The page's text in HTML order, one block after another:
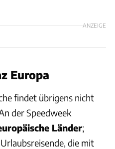
ANZEIGE
Europa
findet übrigens nicht
der Speedweek
Länder;
die mit